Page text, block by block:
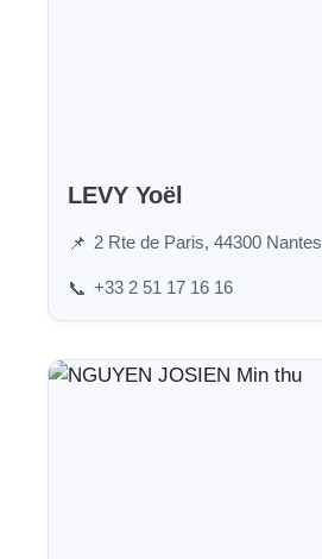
LEVY Yoël
📌 2 Rte de Paris, 44300 Nantes
📞 +33 2 51 17 16 16